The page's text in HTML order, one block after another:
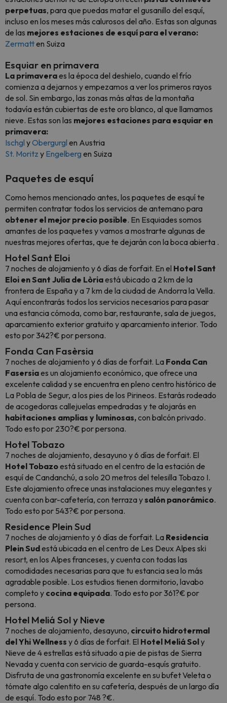
perpetuas, para que puedas matar el gusanillo del esquí,
incluso en los meses más calurosos del año. Estas son algunas
de las mejores estaciones de esquí para el verano:
Zermatten Suiza
Esquiar en primavera
La primaveraes la época del deshielo, cuando el frío
comienza a dejarnos y empezamos a ver los primeros rayos
de sol. Sin embargo, las zonas más altas de la montaña
todavía están cubiertas de este oro blanco, al que llamamos
nieve. Estas son las mejores estaciones para esquiar en
primavera:
Ischgl yObergurgl en Austria
St. Moritz y Engelberg en Suiza
Paquetes de esquí
Como hemos mencionado antes, los paquetes de esquí te
permiten contratar todos los servicios de antemano para
obtener el mejor precio posible. En Esquiades somos
amantes de los paquetes y vamos a mostrarte algunas de
nuestras mejores ofertas, que te dejarán con la boca abierta .
Hotel Sant Eloi
7 noches de alojamiento y 6 días de forfait. En el Hotel Sant
Eloi en Sant Julia de Lòriaestá ubicado a 2 km de la
frontera de España y a 7 km de la ciudad de Andorra la Vella.
Aquí encontrarás todos los servicios necesarios para pasar
una estancia cómoda, como bar, restaurante, sala de juegos,
aparcamiento exterior gratuito y aparcamiento interior. Todo
esto por 342?€ por persona.
Fonda Can Fasèrsia
7 noches de alojamiento y 6 días de forfait. La Fonda Can
Fasersiaes un alojamiento económico, que ofrece una
excelente calidad y se encuentra en pleno centro histórico de
La Pobla de Segur, a los pies de los Pirineos. Estarás rodeado
de acogedoras callejuelas empedradas y te alojarás en
habitaciones amplias y luminosas,con balcón privado.
Todo esto por 230?€ por persona.
Hotel Tobazo
7 noches de alojamiento, desayuno y 6 días de forfait. El
Hotel Tobazoestá situado en el centro de la estación de
esquí de Candanchú, a solo 20 metros del telesilla Tobazo I.
Este alojamiento ofrece unas instalaciones muy elegantes y
cuenta con bar-cafetería, con terraza ysalón panorámico.
Todo esto por 543?€ por persona.
Residence Plein Sud
7 noches de alojamiento y 6 días de forfait. La Residencia
Plein Sudestá ubicada en el centro de Les Deux Alpes ski
resort, en los Alpes franceses, y cuenta con todas las
comodidades necesarias para que tu estancia sea lo más
agradable posible. Los estudios tienen dormitorio, lavabo
completo y cocina equipada. Todo esto por 361?€ por
persona.
Hotel Meliá Sol y Nieve
7 noches de alojamiento, desayuno, circuito hidrotermal
del Yhi Wellness y 6 días de forfait. El Hotel Meliá Soly
Nieve de 4 estrellas está situado a pie de pistas de Sierra
Nevada y cuenta con servicio de guarda-esquís gratuito.
Disfruta de una gastronomía excelente en su bufetVeletao
tómate algo calentito en su cafetería, después de un largo día
de esquí. Todo esto por 748 ?€.